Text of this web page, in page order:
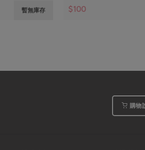
暫無庫存 $100
購物